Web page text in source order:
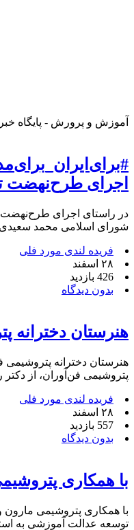
آموزش و پرورش - پایگاه
اجرای طرح‌نهضت
در راستای اجرای طرح‌نهضت
شورای اسلامی محمد سعیدی‌پور:هدف نشست
فریده لندی مورد فلی
۲۸ اسفند
426 بازدید
بدون دیدگاه
هنرستان دخترانه
هنرستان دخترانه
پتروشیمی فن‌آوران، از
فریده لندی مورد فلی
۲۸ اسفند
557 بازدید
بدون دیدگاه
با همکاری
با همکاری پتروشیمی
توسعه عدالت آموزشی به